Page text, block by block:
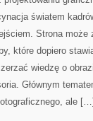
światem
Strona może
które dopiero
wiedzę o
Głównym
ale […]